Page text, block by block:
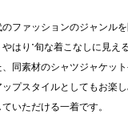
のファッションのジャンル
はり”旬な着こなしに見え
、同素材のシャツジャケッ
ップスタイルとしてもお楽
ていただける一着です。